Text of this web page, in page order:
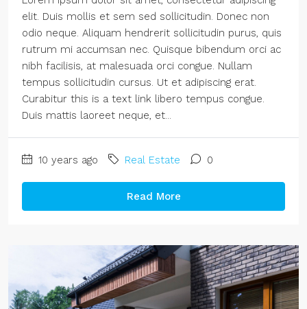
elit. Duis mollis et sem sed sollicitudin. Donec non
odio neque. Aliquam hendrerit sollicitudin purus, quis
rutrum mi accumsan nec. Quisque bibendum orci ac
nibh facilisis, at malesuada orci congue. Nullam
tempus sollicitudin cursus. Ut et adipiscing erat.
Curabitur this is a text link libero tempus congue.
Duis mattis laoreet neque, et...
10 years ago Real Estate 0
Read More